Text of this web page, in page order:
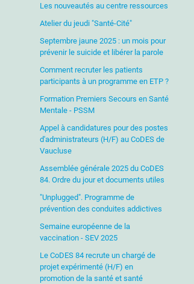
Les nouveautés au centre ressources
Atelier du jeudi "Santé-Cité"
Septembre jaune 2025 : un mois pour
prévenir le suicide et libérer la parole
Comment recruter les patients
participants à un programme en ETP ?
Formation Premiers Secours en Santé
Mentale - PSSM
Appel à candidatures pour des postes
d'administrateurs (H/F) au CoDES de
Vaucluse
Assemblée générale 2025 du CoDES
84. Ordre du jour et documents utiles
"Unplugged". Programme de
prévention des conduites addictives
Semaine européenne de la
vaccination - SEV 2025
Le CoDES 84 recrute un chargé de
projet expérimenté (H/F) en
promotion de la santé et santé